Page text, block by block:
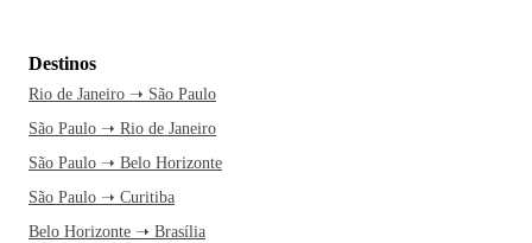
Destinos
Rio de Janeiro ➝ São Paulo
São Paulo ➝ Rio de Janeiro
São Paulo ➝ Belo Horizonte
São Paulo ➝ Curitiba
Belo Horizonte ➝ Brasília